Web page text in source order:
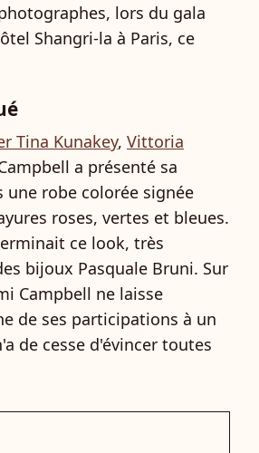
lors du gala
Shangri-la à Paris, ce
Tina Kunakey, Vittoria
a présenté sa
robe colorée signée
roses, vertes et bleues.
ce look, très
bijoux Pasquale Bruni. Sur
Campbell ne laisse
de ses participations à un
de cesse d'évincer toutes